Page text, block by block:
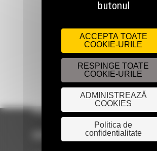
TRIMITETI O CERERE
PRODUSE
butonul
ACCEPTA TOATE
COOKIE-URILE
RESPINGE TOATE
COOKIE-URILE
ADMINISTREAZĂ
COOKIES
Politica de
confidentialitate